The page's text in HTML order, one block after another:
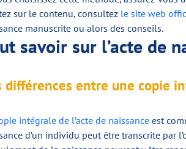
sur le contenu, consultez le site web
manuscrite ou alors des conseils.
savoir sur l’acte de
différences entre une copie
intégrale de l’acte de naissance est
d’un individu peut être transcrite par